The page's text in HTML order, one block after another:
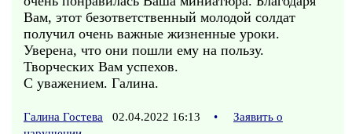
Вам, этот безответственный молодой солдат
получил очень важные жизненные уроки.
Уверена, что они пошли ему на пользу.
Творческих Вам успехов.
С уважением. Галина.
Галина Гостева 02.04.2022 16:13 •
Заявить о